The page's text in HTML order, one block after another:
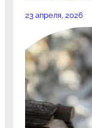
23 апреля, 2026